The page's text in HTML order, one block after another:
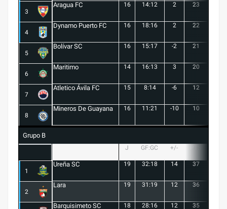
3
Aragua FC 16 14:12 2 23
4
Dynamo Puerto FC 16 18:16 2 22
5
Bolívar SC 16 15:17 -2 21
6
Maritimo 14 16:13 3 20
7
Atletico Ávila FC 15 8:14 -6 12
8
Mineros De Guayana 16 11:21 -10 10
Grupo B
J GF:GC +/-
1
Ureña SC 19 32:18 14 37
2
Lara 19 31:19 12 36
Barquisimeto SC 18 28:16 12 35